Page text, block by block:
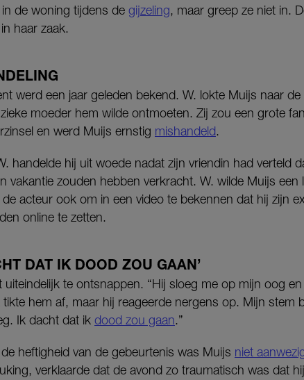
de woning tijdens de gijzeling, maar greep ze niet in.
haar zaak.
werd een jaar geleden bekend. W. lokte Muijs naar
moeder hem wilde ontmoeten. Zij zou een grote
en werd Muijs ernstig mishandeld.
handelde hij uit woede nadat zijn vriendin had verteld
vakantie zouden hebben verkracht. W. wilde Muijs een
acteur ook om in een video te bekennen dat hij zijn
online te zetten.
DAT IK DOOD ZOU GAAN’
uiteindelijk te ontsnappen. “Hij sloeg me op mijn oog
tikte hem af, maar hij reageerde nergens op. Mijn stem
Ik dacht dat ik dood zou gaan.”
heftigheid van de gebeurtenis was Muijs niet
verklaarde dat de avond zo traumatisch was dat